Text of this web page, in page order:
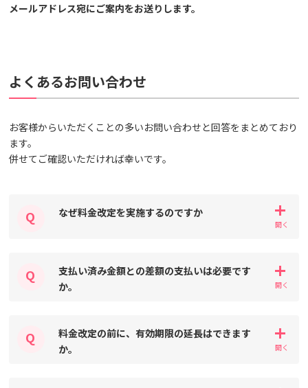
メールアドレス宛にご案内をお送りします。
よくあるお問い合わせ
お客様からいただくことの多いお問い合わせと回答をまとめており
ます。
併せてご確認いただければ幸いです。
なぜ料金改定を実施するのですか
支払い済み金額との差額の支払いは必要です
か。
料金改定の前に、有効期限の延長はできます
か。